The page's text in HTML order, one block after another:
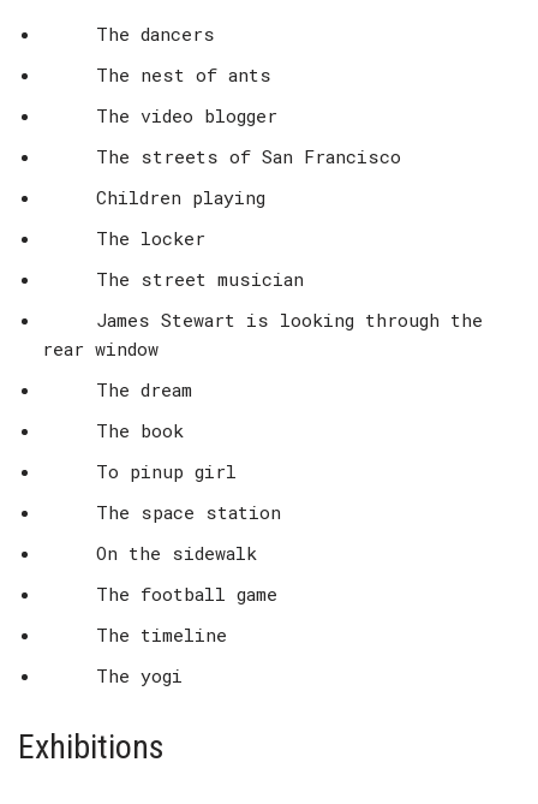
The dancers
The nest of ants
The video blogger
The streets of San Francisco
Children playing
The locker
The street musician
James Stewart is looking through the
rear window
The dream
The book
To pinup girl
The space station
On the sidewalk
The football game
The timeline
The yogi
Exhibitions